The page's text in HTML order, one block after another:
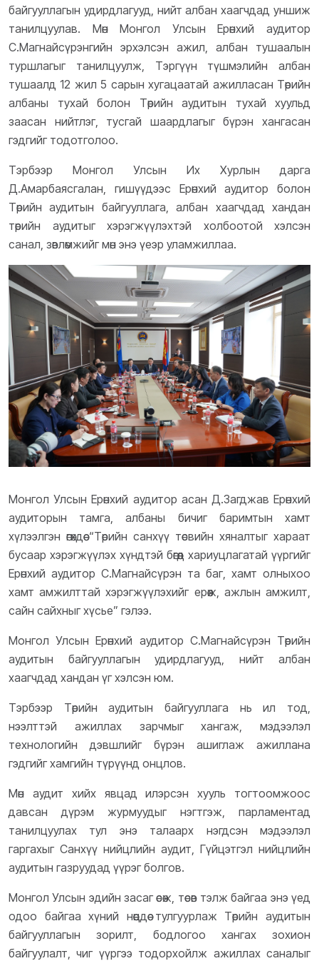
байгууллагын удирдлагууд, нийт албан хаагчдад уншиж
танилцуулав. Мөн Монгол Улсын Ерөнхий аудитор
С.Магнайсүрэнгийн эрхэлсэн ажил, албан тушаалын
туршлагыг танилцуулж, Тэргүүн түшмэлийн албан
тушаалд 12 жил 5 сарын хугацаатай ажилласан Төрийн
албаны тухай болон Төрийн аудитын тухай хуульд
заасан нийтлэг, тусгай шаардлагыг бүрэн хангасан
гэдгийг тодотголоо.
Тэрбээр Монгол Улсын Их Хурлын дарга
Д.Амарбаясгалан, гишүүдээс Ерөнхий аудитор болон
Төрийн аудитын байгууллага, албан хаагчдад хандан
төрийн аудитыг хэрэгжүүлэхтэй холбоотой хэлсэн
санал, зөвлөмжийг мөн энэ үеэр уламжиллаа.
Монгол Улсын Ерөнхий аудитор асан Д.Загджав Ерөнхий
аудиторын тамга, албаны бичиг баримтын хамт
хүлээлгэн өгөхдөө “Төрийн санхүү төсвийн хяналтыг хараат
бусаар хэрэгжүүлэх хүндтэй бөгөөд хариуцлагатай үүргийг
Ерөнхий аудитор С.Магнайсүрэн та баг, хамт олныхоо
хамт амжилттай хэрэгжүүлэхийг ерөөж, ажлын амжилт,
сайн сайхныг хүсье” гэлээ.
Монгол Улсын Ерөнхий аудитор С.Магнайсүрэн Төрийн
аудитын байгууллагын удирдлагууд, нийт албан
хаагчдад хандан үг хэлсэн юм.
Тэрбээр Төрийн аудитын байгууллага нь ил тод,
нээлттэй ажиллах зарчмыг хангаж, мэдээлэл
технологийн дэвшлийг бүрэн ашиглаж ажиллана
гэдгийг хамгийн түрүүнд онцлов.
Мөн аудит хийх явцад илэрсэн хууль тогтоомжоос
давсан дүрэм журмуудыг нэгтгэж, парламентад
танилцуулах тул энэ талаарх нэгдсэн мэдээлэл
гаргахыг Санхүү нийцлийн аудит, Гүйцэтгэл нийцлийн
аудитын газруудад үүрэг болгов.
Монгол Улсын эдийн засаг өсөж, төсөв тэлж байгаа энэ үед
одоо байгаа хүний нөөцдөө тулгуурлаж Төрийн аудитын
байгууллагын зорилт, бодлогоо хангах зохион
байгуулалт, чиг үүргээ тодорхойлж ажиллах саналыг